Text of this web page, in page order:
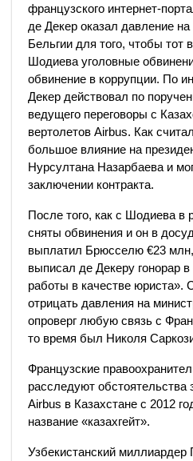
французского интернет-
де Декер оказал давление
Бельгии для того, чтобы тот
Шодиева уголовные
обвинение в коррупции. По
Декер действовал по
ведущего переговоры с
вертолетов Airbus. Как
большое влияние на
Нурсултана Назарбаева и
заключении контракта.
После того, как с Шодиева в
сняты обвинения и он в
выплатил Брюсселю €23
выписал де Декеру гонорар
работы в качестве юриста».
отрицать давления на
опроверг любую связь с
то время был Николя
Французские
расследуют обстоятельства
Airbus в Казахстане с 2012
название «казахгейт».
Узбекистанский